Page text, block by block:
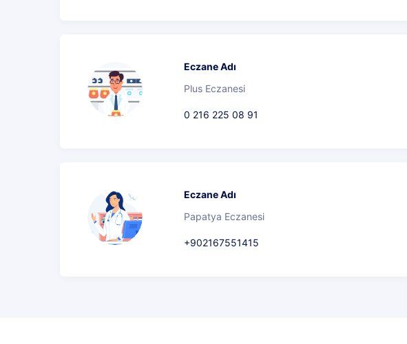
Eczane Adı
Plus Eczanesi
0 216 225 08 91
Eczane Adı
Papatya Eczanesi
+902167551415